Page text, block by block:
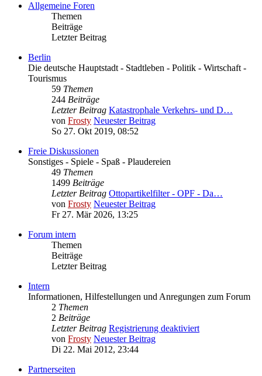
Allgemeine Foren
Themen
Beiträge
Letzter Beitrag
Berlin
Die deutsche Hauptstadt - Stadtleben - Politik - Wirtschaft -
Tourismus
59 Themen
244 Beiträge
Letzter Beitrag Katastrophale Verkehrs- und D…
von Frosty Neuester Beitrag
So 27. Okt 2019, 08:52
Freie Diskussionen
Sonstiges - Spiele - Spaß - Plaudereien
49 Themen
1499 Beiträge
Letzter Beitrag Ottopartikelfilter - OPF - Da…
von Frosty Neuester Beitrag
Fr 27. Mär 2026, 13:25
Forum intern
Themen
Beiträge
Letzter Beitrag
Intern
Informationen, Hilfestellungen und Anregungen zum Forum
2 Themen
2 Beiträge
Letzter Beitrag Registrierung deaktiviert
von Frosty Neuester Beitrag
Di 22. Mai 2012, 23:44
Partnerseiten